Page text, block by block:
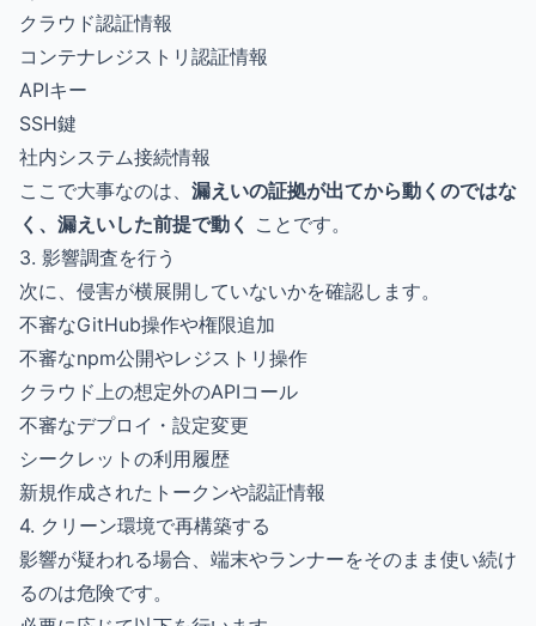
クラウド認証情報
コンテナレジストリ認証情報
APIキー
SSH鍵
社内システム接続情報
ここで大事なのは、 漏えいの証拠が出てから動くのではな
く、漏えいした前提で動く ことです。
3. 影響調査を行う
次に、侵害が横展開していないかを確認します。
不審なGitHub操作や権限追加
不審なnpm公開やレジストリ操作
クラウド上の想定外のAPIコール
不審なデプロイ・設定変更
シークレットの利用履歴
新規作成されたトークンや認証情報
4. クリーン環境で再構築する
影響が疑われる場合、端末やランナーをそのまま使い続け
るのは危険です。